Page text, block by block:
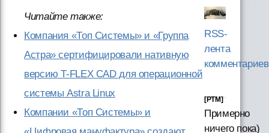
Читайте также:
Компания «Топ Системы» и «Группа
Астра» сертифицировали нативную
версию T-FLEX CAD для операционной
системы Astra Linux
Компании «Топ Системы» и
RSS-
лента
комментариев
[PTM]
Примерно
ничего пока)